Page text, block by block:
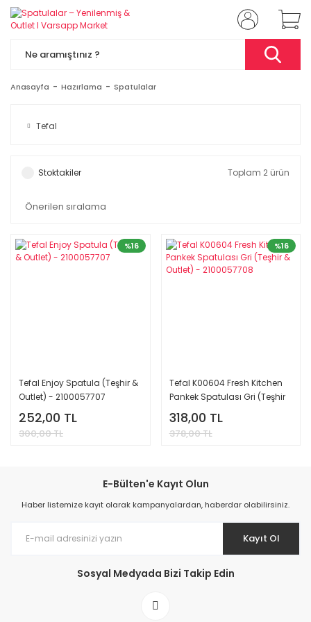
Anasayfa Hazırlama Spatulalar
Tefal
Stoktakiler Toplam 2 ürün
%16
Tefal Enjoy Spatula (Teşhir &
Outlet) - 2100057707
252,00 TL
300,00 TL
%16
Tefal K00604 Fresh Kitchen
Pankek Spatulası Gri (Teşhir
& Outlet) - 2100057708
318,00 TL
378,00 TL
E-Bülten'e Kayıt Olun
Haber listemize kayıt olarak kampanyalardan, haberdar olabilirsiniz.
Kayıt Ol
Sosyal Medyada Bizi Takip Edin